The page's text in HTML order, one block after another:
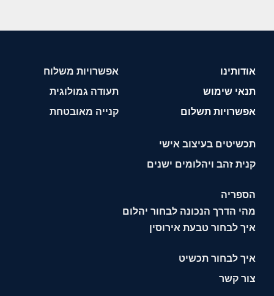
אודותינו
תנאי שימוש
אפשרויות תשלום
אפשרויות משלוח
תעודה גמולוגית
קנייה מאובטחת
תכשיטים בעיצוב אישי
קנית זהב ויהלומים ישנים
הספריה
מהי הדרך הנכונה לבחור יהלום
איך לבחור טבעת אירוסין
איך לבחור תכשיט
צור קשר